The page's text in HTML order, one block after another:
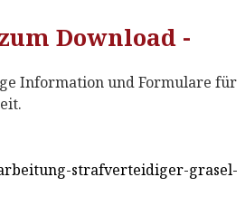
Download -
Information und Formulare für